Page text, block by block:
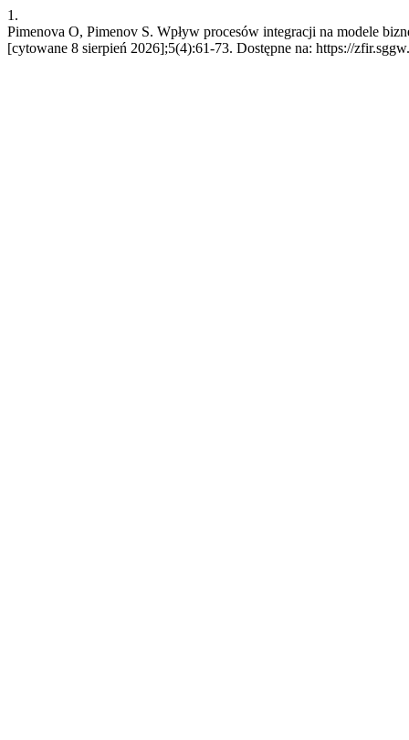
1.
Pimenova O, Pimenov S. Wpływ procesów integracji na modele
[cytowane 8 sierpień 2026];5(4):61-73. Dostępne na: https://